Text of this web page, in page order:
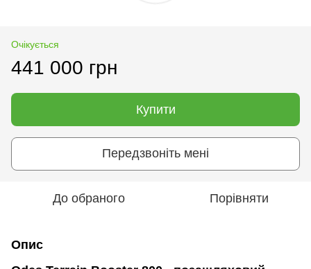
Очікується
441 000 грн
Купити
Передзвоніть мені
До обраного Порівняти
Опис